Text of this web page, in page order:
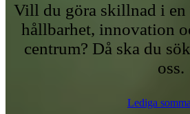
Vill du göra skillnad i en
hållbarhet, innovation
centrum? Då ska du
oss.
Lediga